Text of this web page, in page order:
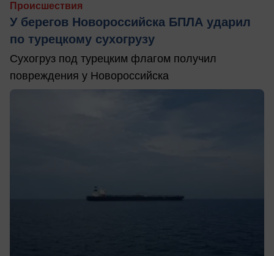
Происшествия
У берегов Новороссийска БПЛА ударил
по турецкому сухогрузу
Сухогруз под турецким флагом получил
повреждения у Новороссийска